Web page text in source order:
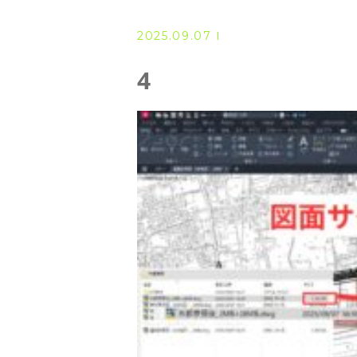
◆ オンラインによる授業／体験
◇ 書籍出版
◇ Youtubeチャンネル・ラ
◇ よくある質問
◇ お客様の声
◇ ブログ
2025.09.07
4